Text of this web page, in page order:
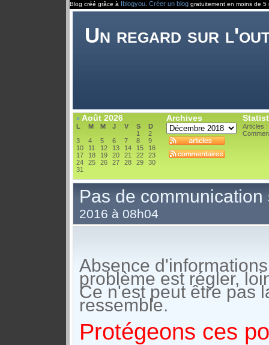
Blog créé grâce à Iblogyou Créer un blog gratuitement en moins de 5
Un regard sur
« Août 2026
L M M J V S
D
1
2
3
4 5 6 7 8
9
10
11 12 13 14 15
16
17
18 19 20 21 22
23
24
25 26 27 28 29
30
31
Archives
Articles :
Pas de communication
2016 à 08h04
Absence
problème est régler,
Ce n'est peut être pas
ressemble.
Protégeons ces